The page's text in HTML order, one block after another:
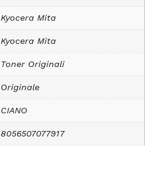
Kyocera Mita
Kyocera Mita
Toner Originali
Originale
CIANO
8056507077917